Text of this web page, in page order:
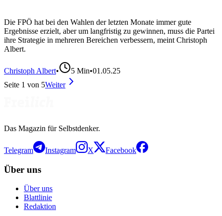
Die FPÖ hat bei den Wahlen der letzten Monate immer gute
Ergebnisse erzielt, aber um langfristig zu gewinnen, muss die Partei
ihre Strategie in mehreren Bereichen verbessern, meint Christoph
Albert.
Christoph Albert• 5 Min•01.05.25
Seite 1 von 5Weiter
Das Magazin für Selbstdenker.
Telegram Instagram X Facebook
Über uns
Über uns
Blattlinie
Redaktion